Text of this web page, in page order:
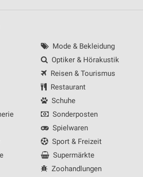
Mode & Bekleidung
Optiker & Hörakustik
Reisen & Tourismus
Restaurant
Schuhe
Sonderposten
Spielwaren
Sport & Freizeit
Supermärkte
Zoohandlungen